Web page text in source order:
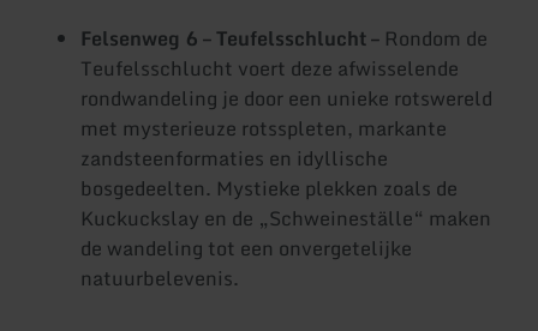
Felsenweg 6 – Teufelsschlucht – Rondom de
Teufelsschlucht voert deze afwisselende
rondwandeling je door een unieke rotswereld
met mysterieuze rotsspleten, markante
zandsteenformaties en idyllische
bosgedeelten. Mystieke plekken zoals de
Kuckuckslay en de „Schweineställe“ maken
de wandeling tot een onvergetelijke
natuurbelevenis.